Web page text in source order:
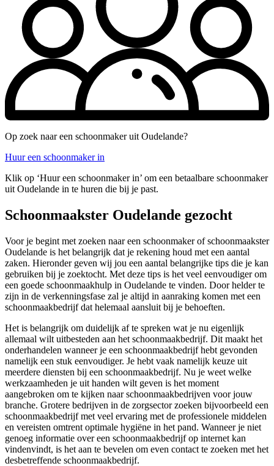
Op zoek naar een schoonmaker uit Oudelande?
Huur een schoonmaker in
Klik op ‘Huur een schoonmaker in’ om een betaalbare schoonmaker
uit Oudelande in te huren die bij je past.
Schoonmaakster Oudelande gezocht
Voor je begint met zoeken naar een schoonmaker of schoonmaakster
Oudelande is het belangrijk dat je rekening houd met een aantal
zaken. Hieronder geven wij jou een aantal belangrijke tips die je kan
gebruiken bij je zoektocht. Met deze tips is het veel eenvoudiger om
een goede schoonmaakhulp in Oudelande te vinden. Door helder te
zijn in de verkenningsfase zal je altijd in aanraking komen met een
schoonmaakbedrijf dat helemaal aansluit bij je behoeften.
Het is belangrijk om duidelijk af te spreken wat je nu eigenlijk
allemaal wilt uitbesteden aan het schoonmaakbedrijf. Dit maakt het
onderhandelen wanneer je een schoonmaakbedrijf hebt gevonden
namelijk een stuk eenvoudiger. Je hebt vaak namelijk keuze uit
meerdere diensten bij een schoonmaakbedrijf. Nu je weet welke
werkzaamheden je uit handen wilt geven is het moment
aangebroken om te kijken naar schoonmaakbedrijven voor jouw
branche. Grotere bedrijven in de zorgsector zoeken bijvoorbeeld een
schoonmaakbedrijf met veel ervaring met de professionele middelen
en vereisten omtrent optimale hygiëne in het pand. Wanneer je niet
genoeg informatie over een schoonmaakbedrijf op internet kan
vindenvindt, is het aan te bevelen om even contact te zoeken met het
desbetreffende schoonmaakbedrijf.